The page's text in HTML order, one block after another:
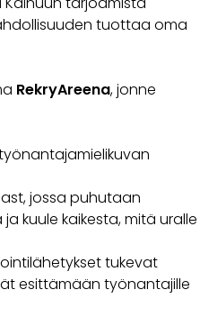
tuottaa oma
RekryAreena, jonne
jossa puhutaan
kuule kaikesta, mitä uralle
tukevat
esittämään työnantajille